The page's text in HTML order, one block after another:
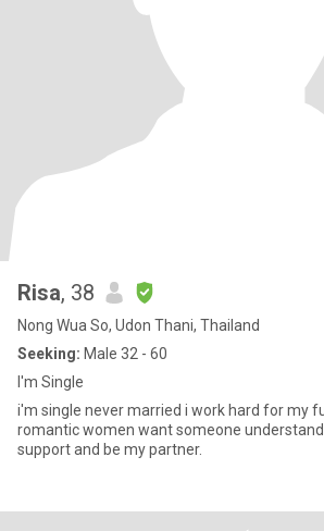
Risa, 38
Nong Wua So, Udon Thani, Thailand
Seeking: Male 32 - 60
I'm Single
i'm single never married i work hard for my
romantic women want someone
support and be my partner.